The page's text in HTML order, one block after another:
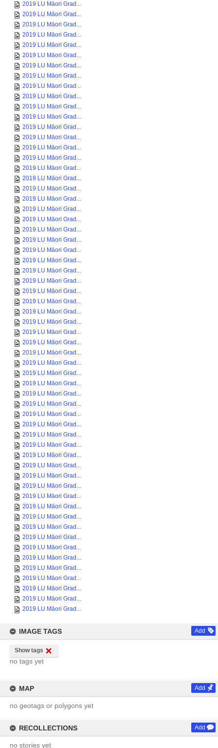
2019 LU Māori Grad...
2019 LU Māori Grad...
2019 LU Māori Grad...
2019 LU Māori Grad...
2019 LU Māori Grad...
2019 LU Māori Grad...
2019 LU Māori Grad...
2019 LU Māori Grad...
2019 LU Māori Grad...
2019 LU Māori Grad...
2019 LU Māori Grad...
2019 LU Māori Grad...
2019 LU Māori Grad...
2019 LU Māori Grad...
2019 LU Māori Grad...
2019 LU Māori Grad...
2019 LU Māori Grad...
2019 LU Māori Grad...
2019 LU Māori Grad...
2019 LU Māori Grad...
2019 LU Māori Grad...
2019 LU Māori Grad...
2019 LU Māori Grad...
2019 LU Māori Grad...
2019 LU Māori Grad...
2019 LU Māori Grad...
2019 LU Māori Grad...
2019 LU Māori Grad...
2019 LU Māori Grad...
2019 LU Māori Grad...
2019 LU Māori Grad...
2019 LU Māori Grad...
2019 LU Māori Grad...
2019 LU Māori Grad...
2019 LU Māori Grad...
2019 LU Māori Grad...
2019 LU Māori Grad...
2019 LU Māori Grad...
2019 LU Māori Grad...
2019 LU Māori Grad...
2019 LU Māori Grad...
2019 LU Māori Grad...
2019 LU Māori Grad...
2019 LU Māori Grad...
2019 LU Māori Grad...
2019 LU Māori Grad...
2019 LU Māori Grad...
2019 LU Māori Grad...
2019 LU Māori Grad...
2019 LU Māori Grad...
2019 LU Māori Grad...
2019 LU Māori Grad...
2019 LU Māori Grad...
2019 LU Māori Grad...
2019 LU Māori Grad...
2019 LU Māori Grad...
2019 LU Māori Grad...
2019 LU Māori Grad...
2019 LU Māori Grad...
2019 LU Māori Grad...
IMAGE TAGS Add
Show tags
no tags yet
MAP Add
no geotags or polygons yet
RECOLLECTIONS Add
no stories yet